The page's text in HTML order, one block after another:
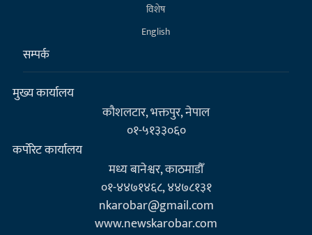
विशेष
English
सम्पर्क
मुख्य कार्यालय
कौशलटार, भक्तपुर, नेपाल
०१-५१३३०६०
कर्पाेरेट कार्यालय
मध्य बानेश्वर, काठमाडौँ
०१-४४७१४६८, ४४७८१३१
nkarobar@gmail.com
www.newskarobar.com